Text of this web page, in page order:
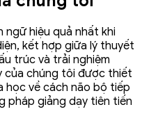
hiệu quả nhất khi
kết hợp giữa lý thuyết
trúc và trải nghiệm
của chúng tôi được thiết
học về cách não bộ tiếp
pháp giảng dạy tiên tiến